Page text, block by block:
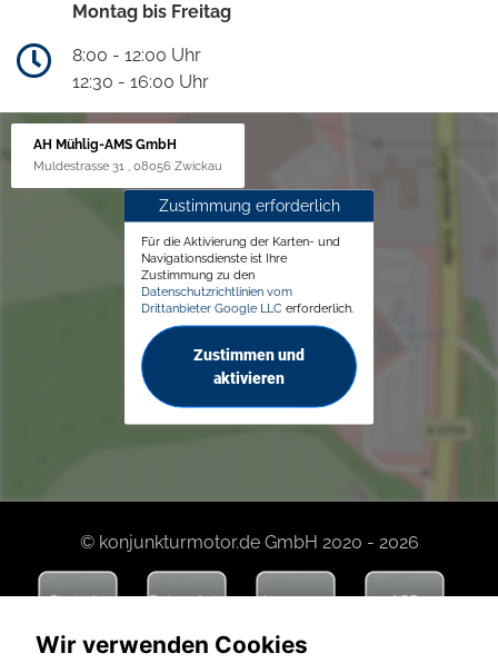
Montag bis Freitag
8:00 - 12:00 Uhr
12:30 - 16:00 Uhr
AH Mühlig-AMS GmbH
Muldestrasse 31 , 08056 Zwickau
Zustimmung erforderlich
Für die Aktivierung der Karten- und
Navigationsdienste ist Ihre
Zustimmung zu den
Datenschutzrichtlinien vom
Drittanbieter Google LLC erforderlich.
Zustimmen und
aktivieren
© konjunkturmotor.de GmbH 2020 - 2026
Wir verwenden Cookies